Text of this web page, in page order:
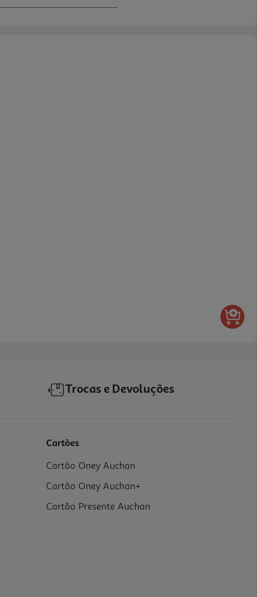
Trocas e Devoluções
Cartões
Cartão Oney Auchan
Cartão Oney Auchan+
Cartão Presente Auchan